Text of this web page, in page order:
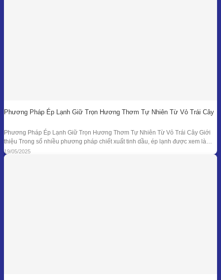
Phương Pháp Ép Lạnh Giữ Trọn Hương Thơm Tự Nhiên Từ Vỏ Trái Cây
Phương Pháp Ép Lạnh Giữ Trọn Hương Thơm Tự Nhiên Từ Vỏ Trái Cây Giới
thiệu Trong số nhiều phương pháp chiết xuất tinh dầu, ép lạnh được xem là
một trong những kỹ thuật đối với nguyên liệu đặc thù – đặc biệt là vỏ các loại
quả có mùi hương tươi mát như
19/05/2025